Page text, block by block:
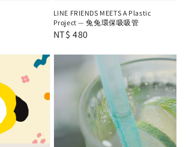
LINE FRIENDS MEETS A Plastic
Project — 兔兔環保吸吸管
Regular
NT$ 480
早鳥預購